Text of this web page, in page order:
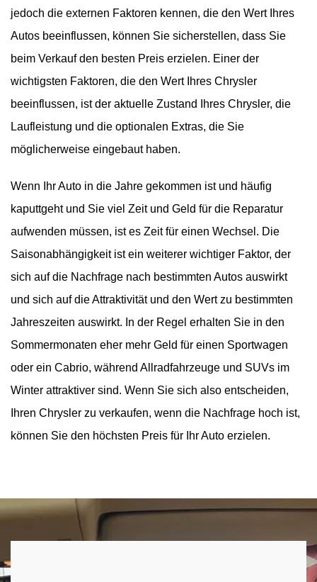
jedoch die externen Faktoren kennen, die den Wert Ihres
Autos beeinflussen, können Sie sicherstellen, dass Sie
beim Verkauf den besten Preis erzielen. Einer der
wichtigsten Faktoren, die den Wert Ihres Chrysler
beeinflussen, ist der aktuelle Zustand Ihres Chrysler, die
Laufleistung und die optionalen Extras, die Sie
möglicherweise eingebaut haben.
Wenn Ihr Auto in die Jahre gekommen ist und häufig
kaputtgeht und Sie viel Zeit und Geld für die Reparatur
aufwenden müssen, ist es Zeit für einen Wechsel. Die
Saisonabhängigkeit ist ein weiterer wichtiger Faktor, der
sich auf die Nachfrage nach bestimmten Autos auswirkt
und sich auf die Attraktivität und den Wert zu bestimmten
Jahreszeiten auswirkt. In der Regel erhalten Sie in den
Sommermonaten eher mehr Geld für einen Sportwagen
oder ein Cabrio, während Allradfahrzeuge und SUVs im
Winter attraktiver sind. Wenn Sie sich also entscheiden,
Ihren Chrysler zu verkaufen, wenn die Nachfrage hoch ist,
können Sie den höchsten Preis für Ihr Auto erzielen.